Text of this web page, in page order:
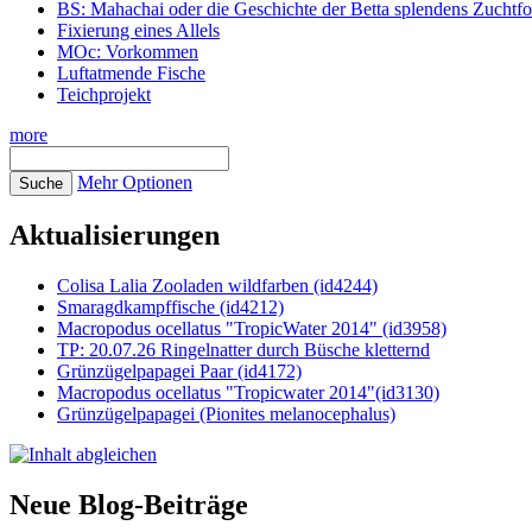
BS: Mahachai oder die Geschichte der Betta splendens
Fixierung eines Allels
MOc: Vorkommen
Luftatmende Fische
Teichprojekt
more
Mehr Optionen
Aktualisierungen
Colisa Lalia Zooladen wildfarben (id4244)
Smaragdkampffische (id4212)
Macropodus ocellatus "TropicWater 2014" (id3958)
TP: 20.07.26 Ringelnatter durch Büsche kletternd
Grünzügelpapagei Paar (id4172)
Macropodus ocellatus "Tropicwater 2014"(id3130)
Grünzügelpapagei (Pionites melanocephalus)
Neue Blog-Beiträge